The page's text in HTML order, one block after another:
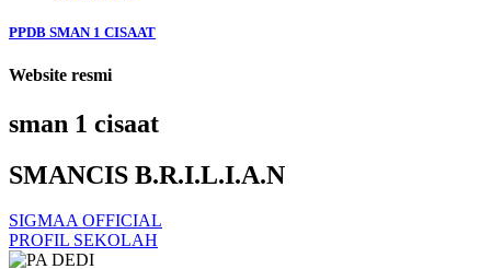
PPDB SMAN 1 CISAAT
Website resmi
sman 1 cisaat
SMANCIS B.R.I.L.I.A.N
SIGMAA OFFICIAL
PROFIL SEKOLAH